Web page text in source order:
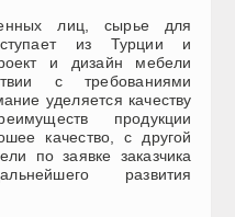
лиц, сырье для
из Турции и
и дизайн мебели
с требованиями
уделяется качеству
продукции
качество, с другой
по заявке заказчика
развития